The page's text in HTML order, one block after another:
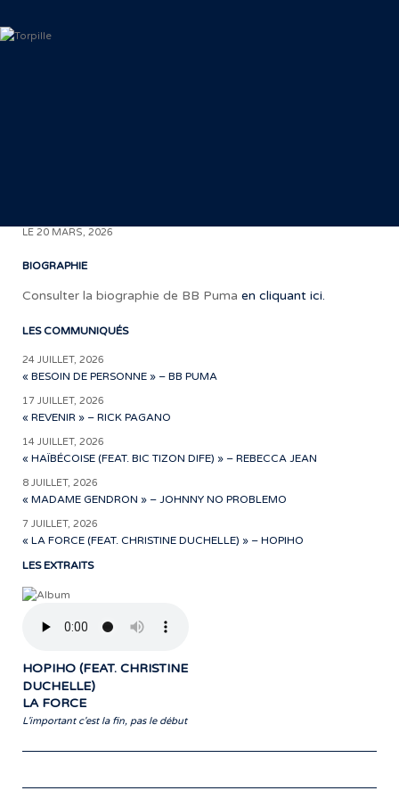
LE 20 MARS, 2026
BIOGRAPHIE
Consulter la biographie de BB Puma en cliquant ici.
LES COMMUNIQUÉS
24 JUILLET, 2026
« BESOIN DE PERSONNE » – BB PUMA
17 JUILLET, 2026
« REVENIR » – RICK PAGANO
14 JUILLET, 2026
« HAÏBÉCOISE (FEAT. BIC TIZON DIFE) » – REBECCA JEAN
8 JUILLET, 2026
« MADAME GENDRON » – JOHNNY NO PROBLEMO
7 JUILLET, 2026
« LA FORCE (FEAT. CHRISTINE DUCHELLE) » – HOPIHO
LES EXTRAITS
HOPIHO (FEAT. CHRISTINE
DUCHELLE)
LA FORCE
L'important c'est la fin, pas le début